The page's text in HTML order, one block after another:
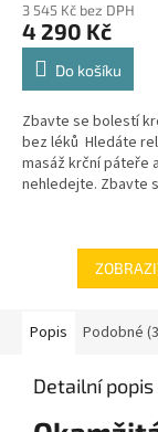
mikrovlákna
Microfiber
hodnotě 299,-Kč
produktu
je
5,0
hvězdiček.
3 545 Kč bez DPH
4 290 Kč
Do košíku
Zbavte se bolestí
bez léků Hledáte
masáž krční páteře
nehledejte. Zbavte
Popis Podobné
Detailní